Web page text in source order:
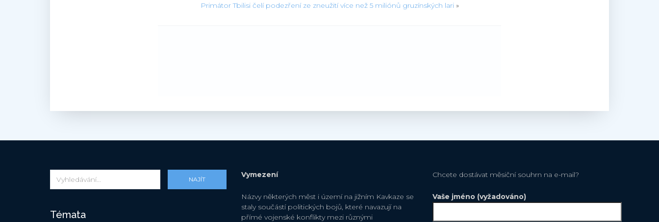
Primátor Tbilisi čelí podezření ze zneužití více než 5 miliónů gruzínských lari»
NAJÍT
Témata
Vymezení
Názvy některých měst i území na jižním Kavkaze se
staly součástí politických bojů, které navazují na
přímé vojenské konflikty mezi různými
Chcete dostávat měsiční souhrn na e-mail?
Vaše jméno (vyžadováno)